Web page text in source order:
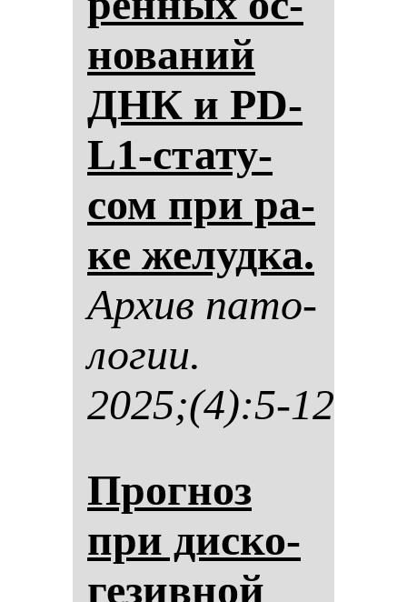
но­ва­ний
ДНК и PD-
L1-ста­ту­
сом при ра­
ке же­луд­ка.
Ар­хив па­то­
ло­гии.
2025;(4):5-12
Прог­ноз
при дис­ко­
ге­зив­ной